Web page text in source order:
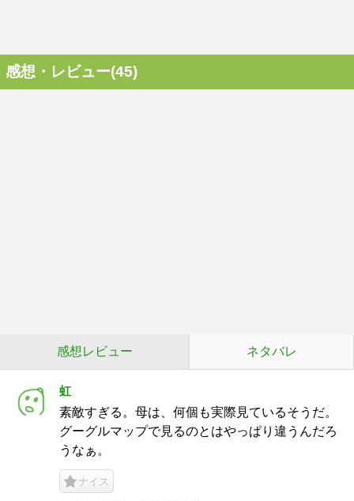
感想・レビュー(45)
感想レビュー ネタバレ
虹
素敵すぎる。母は、何個も実際見ているそうだ。
グーグルマップで見るのとはやっぱり違うんだろ
うなぁ。
ナイス